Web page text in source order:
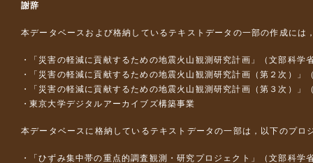
謝辞
本データベースおよび格納しているテキストデータの一部の作成には
「災害の軽減に貢献するための地震火山観測研究計画」（文部科学
「災害の軽減に貢献するための地震火山観測研究計画（第２次）」
「災害の軽減に貢献するための地震火山観測研究計画（第３次）」
東京大学デジタルアーカイブズ構築事業
本データベースに格納しているテキストデータの一部は，以下のプロ
「ひずみ集中帯の重点的調査観測・研究プロジェクト」（文部科